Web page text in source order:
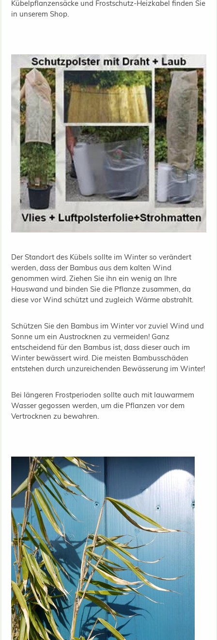
Kübelpflanzensäcke und Frostschutz-Heizkabel finden Sie
in unserem Shop.
Der Standort des Kübels sollte im Winter so verändert
werden, dass der Bambus aus dem kalten Wind
genommen wird. Ziehen Sie ihn ein wenig an Ihre
Hauswand und binden Sie die Pflanze zusammen, da
diese vor Wind schützt und zugleich Wärme abstrahlt.
Schützen Sie den Bambus im Winter vor zuviel Wind und
Sonne um ein Austrocknen zu vermeiden! Ganz
entscheidend für den Bambus ist, dass dieser auch im
Winter bewässert wird. Die meisten Bambusschäden
entstehen durch unzureichenden Bewässerung im Winter!
Bei längeren Frostperioden sollte auch mit lauwarmem
Wasser gegossen werden, um die Pflanzen vor dem
Vertrocknen zu bewahren.